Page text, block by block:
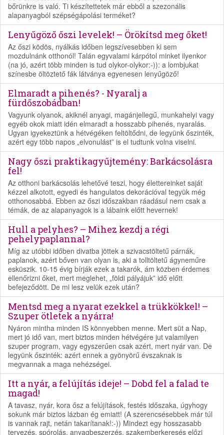
bőrünkre is való. Ti készítettetek már ebből a szezonális
alapanyagból szépségápolási terméket?
Lenyűgöző őszi levelek! – Örökítsd meg őket!
Az őszi ködös, nyálkás időben legszívesebben ki sem
mozdulnánk otthonól! Talán egyvalami kárpótol minket ilyenkor
(na jó, azért több minden is tud olykor-olykor:-)): a lombjukat
színesbe öltöztető fák látványa egyenesen lenyűgöző!
Elmaradt a pihenés? - Nyaralj a
fürdőszobádban!
Vagyunk olyanok, akiknél anyagi, magánjellegű, munkahelyi vagy
egyéb okok miatt idén elmaradt a hosszabb pihenés, nyaralás.
Ugyan igyekeztünk a hétvégéken feltöltődni, de legyünk őszinték,
azért egy több napos „elvonulást” is el tudtunk volna viselni.
Nagy őszi praktikagyűjtemény: Barkácsolásra
fel!
Az otthoni barkácsolás lehetővé teszi, hogy élettereinket saját
kézzel alkotott, egyedi és hangulatos dekorációval tegyük még
otthonosabbá. Ebben az őszi időszakban ráadásul nem csak a
témák, de az alapanyagok is a lábaink előtt hevernek!
Hull a pelyhes? – Mihez kezdj a régi
pehelypaplannal?
Míg az utóbbi időben divatba jöttek a szivacstöltetű párnák,
paplanok, azért bőven van olyan is, aki a tolltöltetű ágyneműre
esküszik. 10-15 évig bírják ezek a takarók, ám közben érdemes
ellenőrizni őket, mert meglehet, „földi pályájuk” idő előtt
befejeződött. De mi lesz velük ezek után?
Mentsd meg a nyarat ezekkel a trükkökkel! –
Szuper ötletek a nyárra!
Nyáron mintha minden IS könnyebben menne. Mert süt a Nap,
mert jó idő van, mert biztos minden hétvégére jut valamilyen
szuper program, vagy egyszerűen csak azért, mert nyár van. De
legyünk őszinték: azért ennek a gyönyörű évszaknak is
megvannak a maga nehézségei.
Itt a nyár, a felújítás ideje! – Dobd fel a falad te
magad!
A tavasz, nyár, kora ősz a felújítások, festés időszaka, úgyhogy
sokunk már biztos lázban ég emiatt! (A szerencsésebbek már túl
is vannak rajt, netán takarítanak!:-)) Mindezt egy hosszasabb
tervezés, spórolás, anyagbeszerzés, szakemberkeresés előzi